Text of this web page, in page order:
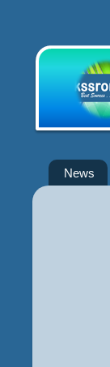
News